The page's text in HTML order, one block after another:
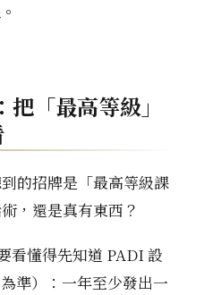
「最高等級」
的招牌是「最高等級課
，還是真有東西？
看懂得先知道 PADI 設
準）：一年至少發出一